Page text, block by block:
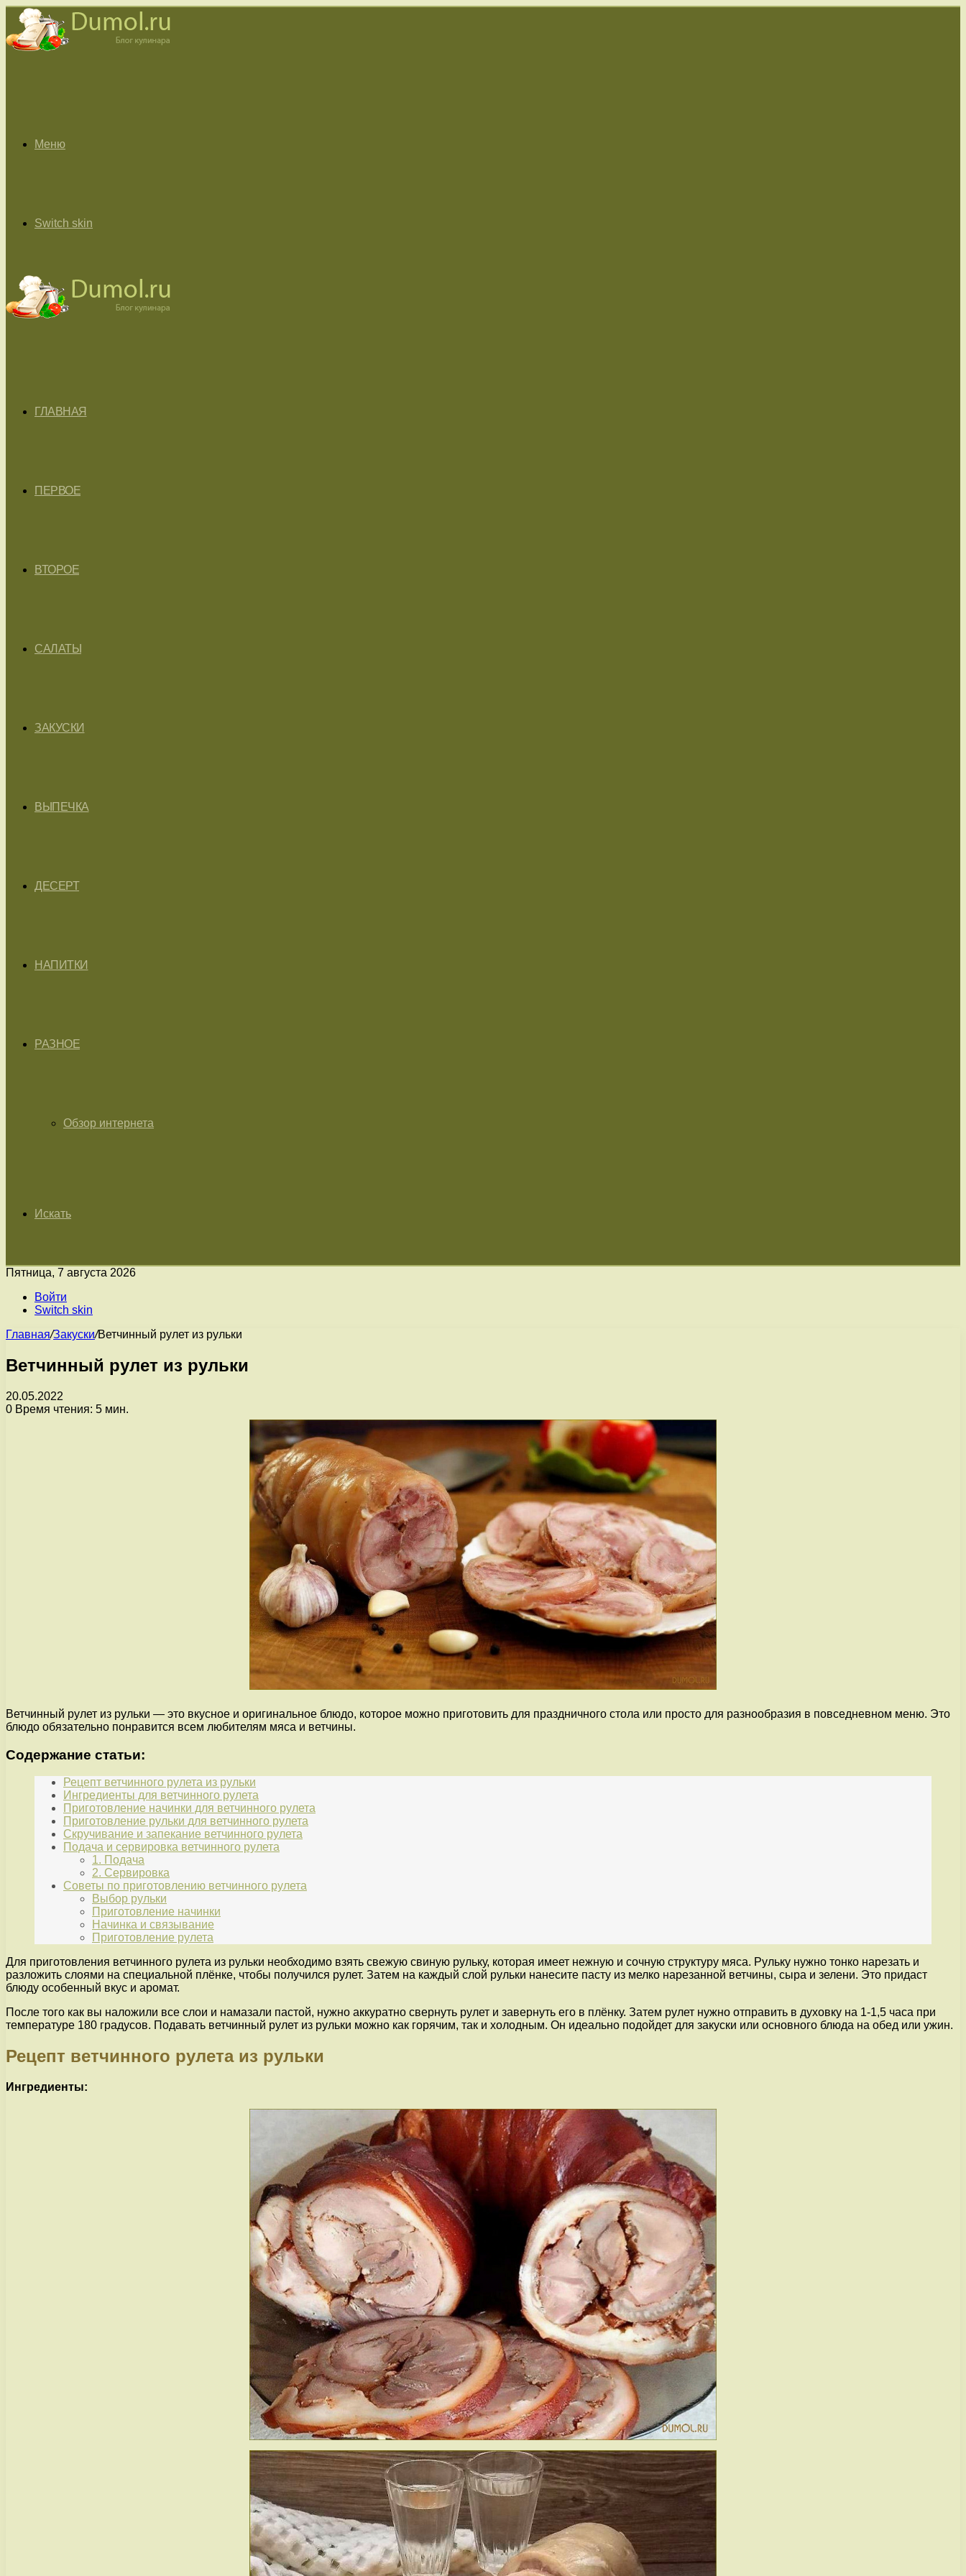
Меню
Switch skin
ГЛАВНАЯ
ПЕРВОЕ
ВТОРОЕ
САЛАТЫ
ЗАКУСКИ
ВЫПЕЧКА
ДЕСЕРТ
НАПИТКИ
РАЗНОЕ
Обзор интернета
Искать
Пятница, 7 августа 2026
Войти
Switch skin
Главная/Закуски/Ветчинный рулет из рульки
Ветчинный рулет из рульки
20.05.2022
0 Время чтения: 5 мин.
Ветчинный рулет из рульки — это вкусное и оригинальное блюдо, которое можно приготовить для праздничного стола или просто для разнообразия в повседневном меню. Это
блюдо обязательно понравится всем любителям мяса и ветчины.
Содержание статьи:
Рецепт ветчинного рулета из рульки
Ингредиенты для ветчинного рулета
Приготовление начинки для ветчинного рулета
Приготовление рульки для ветчинного рулета
Скручивание и запекание ветчинного рулета
Подача и сервировка ветчинного рулета
1. Подача
2. Сервировка
Советы по приготовлению ветчинного рулета
Выбор рульки
Приготовление начинки
Начинка и связывание
Приготовление рулета
Для приготовления ветчинного рулета из рульки необходимо взять свежую свиную рульку, которая имеет нежную и сочную структуру мяса. Рульку нужно тонко нарезать и
разложить слоями на специальной плёнке, чтобы получился рулет. Затем на каждый слой рульки нанесите пасту из мелко нарезанной ветчины, сыра и зелени. Это придаст
блюду особенный вкус и аромат.
После того как вы наложили все слои и намазали пастой, нужно аккуратно свернуть рулет и завернуть его в плёнку. Затем рулет нужно отправить в духовку на 1-1,5 часа при
температуре 180 градусов. Подавать ветчинный рулет из рульки можно как горячим, так и холодным. Он идеально подойдет для закуски или основного блюда на обед или ужин.
Рецепт ветчинного рулета из рульки
Ингредиенты: